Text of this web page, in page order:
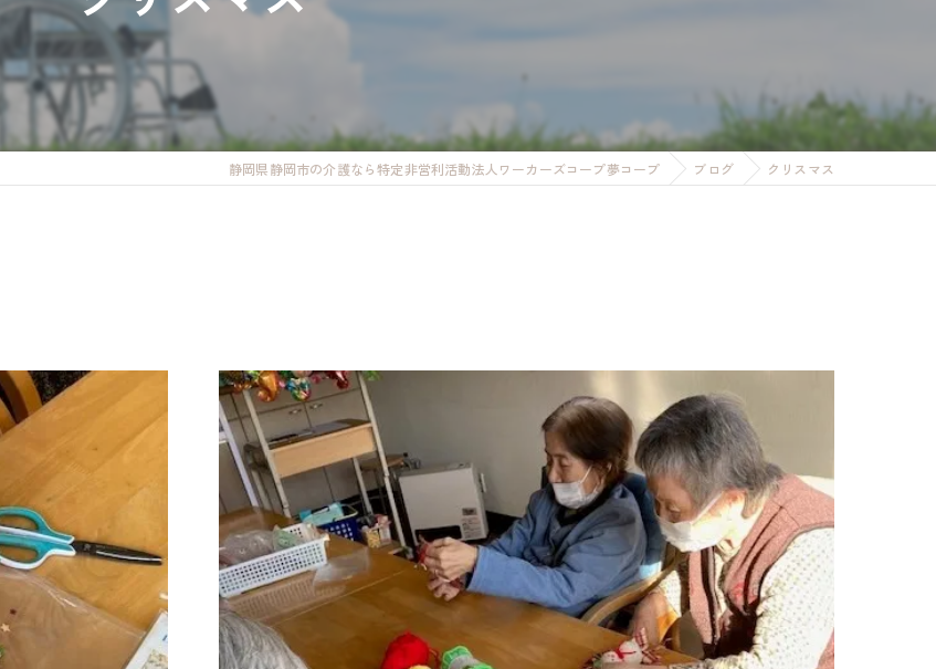
沼津事業所
富士事業所
富士宮事業所
清水事業所
静岡県静岡市の介護なら特定非営利活動法人ワーカーズコープ夢コープ ブログ クリスマス